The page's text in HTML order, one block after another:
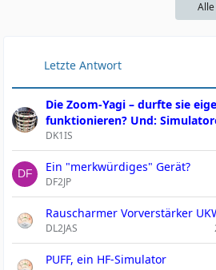
Letzte Antwort
Die Zoom-Yagi – durfte sie
funktionieren? Und:
DK1IS
Ein "merkwürdiges" Gerät?
DF2JP
Rauscharmer Vorverstärker
DL2JAS
PUFF, ein HF-Simulator